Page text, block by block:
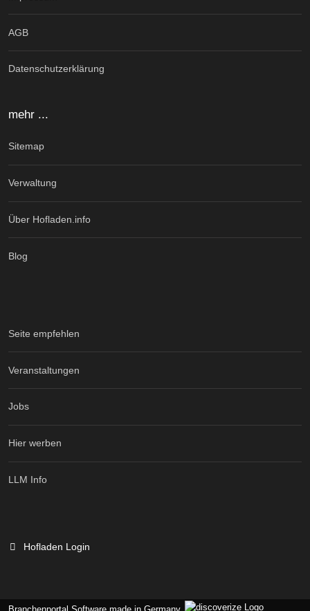
AGB
Datenschutzerklärung
mehr ...
Sitemap
Verwaltung
Über Hofladen.info
Blog
Seite empfehlen
Veranstaltungen
Jobs
Hier werben
LLM Info
Hofladen Login